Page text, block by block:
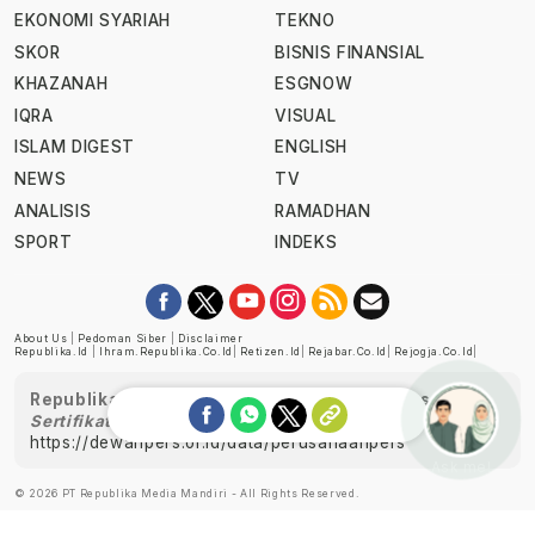
EKONOMI SYARIAH
SKOR
KHAZANAH
IQRA
ISLAM DIGEST
NEWS
ANALISIS
SPORT
TEKNO
BISNIS FINANSIAL
ESGNOW
VISUAL
ENGLISH
TV
RAMADHAN
INDEKS
About Us Pedoman Siber
Disclaimer
Republika.id
Ihram.republika.co.id Retizen.id Rejabar.co.id Rejogja.co.id
Republika telah diverifikasi oleh Dewan Pers
Sertifikat Nomor 1058/DP-Verifikasi/K/XII/2022
https://dewanpers.or.id/data/perusahaanpers
© 2026 PT Republika Media Mandiri - All Rights Reserved.